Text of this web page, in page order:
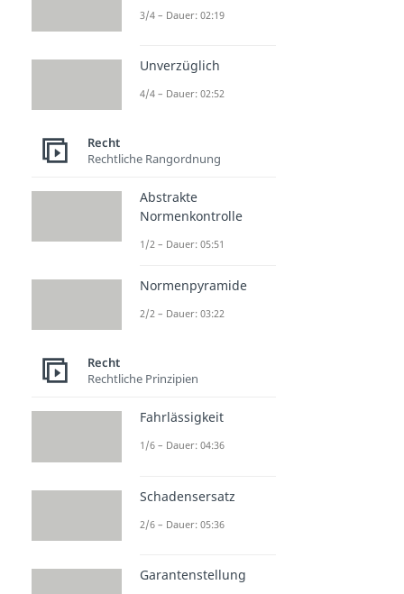
3/4 – Dauer: 02:19
Unverzüglich
4/4 – Dauer: 02:52
Recht
Rechtliche Rangordnung
Abstrakte
Normenkontrolle
1/2 – Dauer: 05:51
Normenpyramide
2/2 – Dauer: 03:22
Recht
Rechtliche Prinzipien
Fahrlässigkeit
1/6 – Dauer: 04:36
Schadensersatz
2/6 – Dauer: 05:36
Garantenstellung